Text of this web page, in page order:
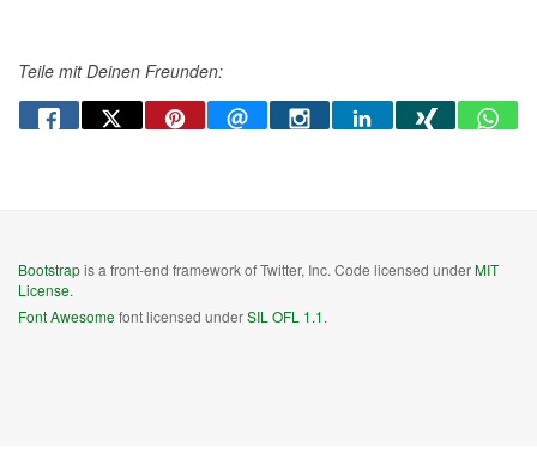
Teile mit Deinen Freunden:
Bootstrapis a front-end framework of Twitter, Inc. Code licensed underMIT
License.
Font Awesomefont licensed underSIL OFL 1.1.